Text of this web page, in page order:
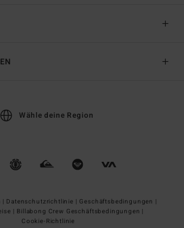
Wähle deine Region
| Datenschutzrichtlinie | Geschäftsbedingungen |
| Billabong Crew Geschäftsbedingungen |
Cookie-Richtlinie